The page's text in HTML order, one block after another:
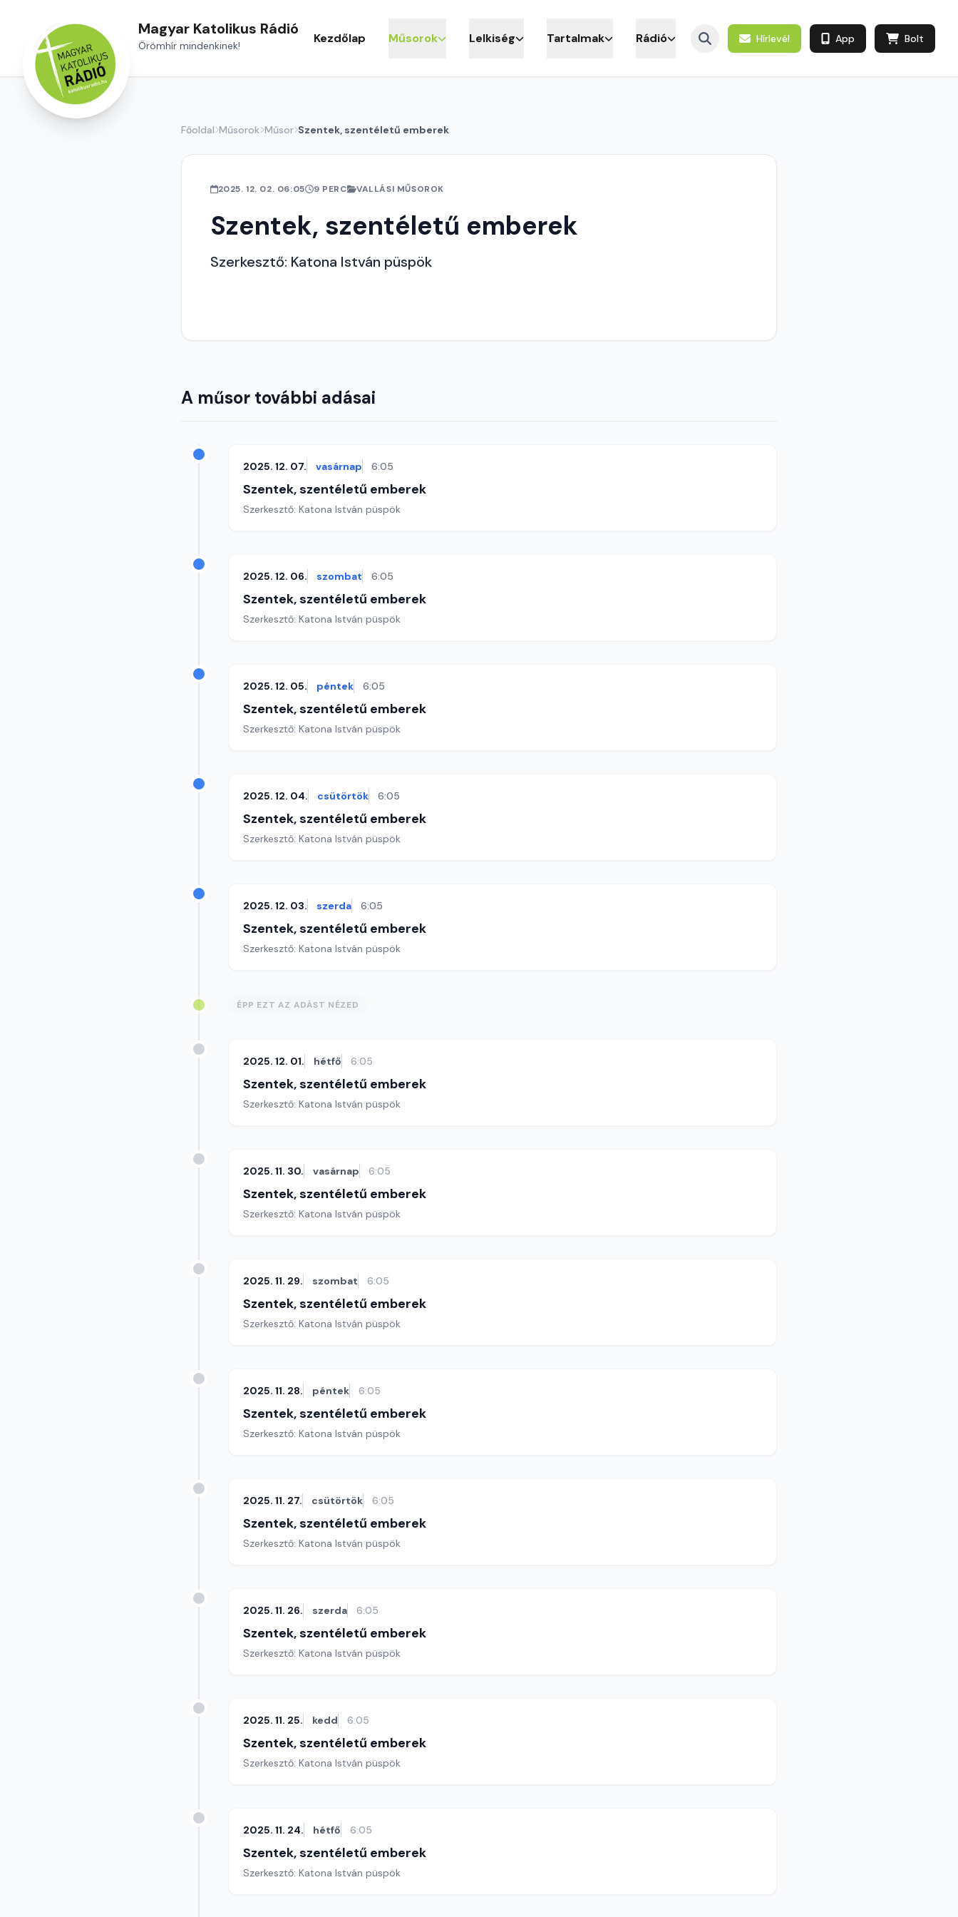
Magyar Katolikus Rádió
Örömhír mindenkinek! Kezdőlap Műsorok Lelkiség Tartalmak Rádió Hírlevél App Bolt
Főoldal Műsorok Műsor Szentek, szentéletű emberek
2025. 12. 02. 06:05 9 PERC VALLÁSI MŰSOROK
Szentek, szentéletű emberek
Szerkesztő: Katona István püspök
A műsor további adásai
2025. 12. 07. vasárnap 6:05
Szentek, szentéletű emberek
Szerkesztő: Katona István püspök
2025. 12. 06. szombat 6:05
Szentek, szentéletű emberek
Szerkesztő: Katona István püspök
2025. 12. 05. péntek 6:05
Szentek, szentéletű emberek
Szerkesztő: Katona István püspök
2025. 12. 04. csütörtök 6:05
Szentek, szentéletű emberek
Szerkesztő: Katona István püspök
2025. 12. 03. szerda 6:05
Szentek, szentéletű emberek
Szerkesztő: Katona István püspök
ÉPP EZT AZ ADÁST NÉZED
2025. 12. 01. hétfő 6:05
Szentek, szentéletű emberek
Szerkesztő: Katona István püspök
2025. 11. 30. vasárnap 6:05
Szentek, szentéletű emberek
Szerkesztő: Katona István püspök
2025. 11. 29. szombat 6:05
Szentek, szentéletű emberek
Szerkesztő: Katona István püspök
2025. 11. 28. péntek 6:05
Szentek, szentéletű emberek
Szerkesztő: Katona István püspök
2025. 11. 27. csütörtök 6:05
Szentek, szentéletű emberek
Szerkesztő: Katona István püspök
2025. 11. 26. szerda 6:05
Szentek, szentéletű emberek
Szerkesztő: Katona István püspök
2025. 11. 25. kedd 6:05
Szentek, szentéletű emberek
Szerkesztő: Katona István püspök
2025. 11. 24. hétfő 6:05
Szentek, szentéletű emberek
Szerkesztő: Katona István püspök